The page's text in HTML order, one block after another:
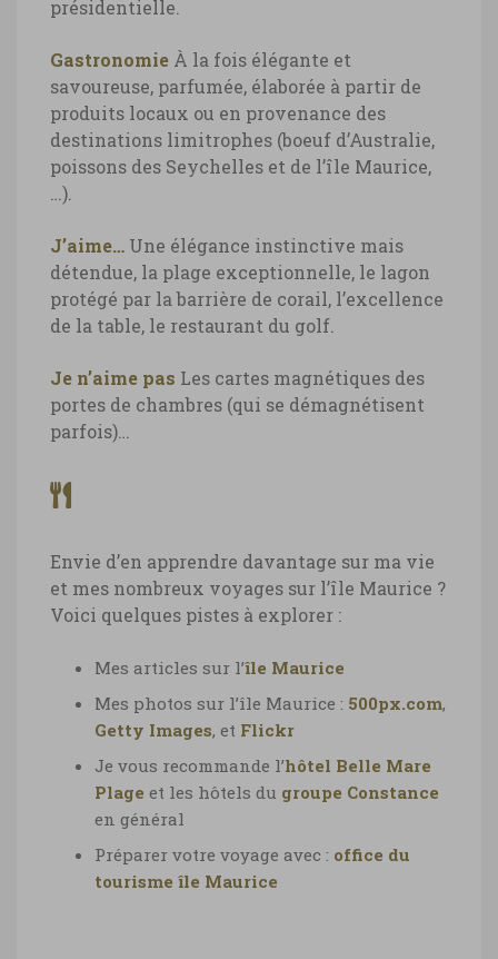
présidentielle.
Gastronomie À la fois élégante et
savoureuse, parfumée, élaborée à partir de
produits locaux ou en provenance des
destinations limitrophes (boeuf d’Australie,
poissons des Seychelles et de l’île Maurice,
…).
J’aime… Une élégance instinctive mais
détendue, la plage exceptionnelle, le lagon
protégé par la barrière de corail, l’excellence
de la table, le restaurant du golf.
Je n’aime pas Les cartes magnétiques des
portes de chambres (qui se démagnétisent
parfois)…
Envie d’en apprendre davantage sur ma vie
et mes nombreux voyages sur l’île Maurice ?
Voici quelques pistes à explorer :
Mes articles sur l’île Maurice
Mes photos sur l’île Maurice : 500px.com,
Getty Images, et Flickr
Je vous recommande l’hôtel Belle Mare
Plage et les hôtels du groupe Constance
en général
Préparer votre voyage avec : office du
tourisme île Maurice